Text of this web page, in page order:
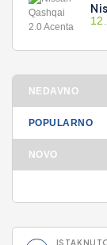
NEDAVNO
POPULARNO
NOVO